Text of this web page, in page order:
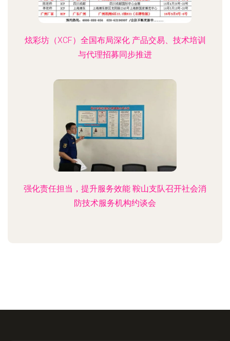
炫彩坊（XCF）全国布局深化 产品交易、技术培训
与代理招募同步推进
强化责任担当，提升服务效能 鞍山支队召开社会消
防技术服务机构约谈会